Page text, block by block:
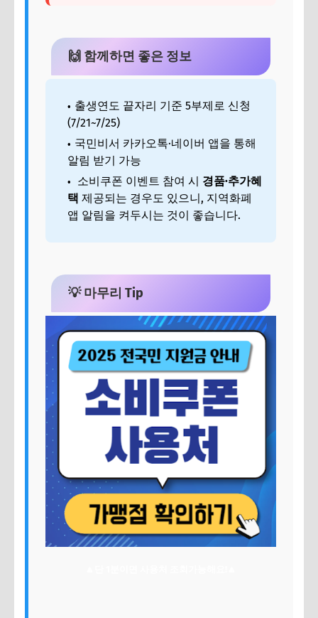
🙌 함께하면 좋은 정보
출생연도 끝자리 기준 5부제로 신청
(7/21~7/25)
국민비서 카카오톡·네이버 앱을 통해
알림 받기 가능
소비쿠폰 이벤트 참여 시 경품·추가혜
택 제공되는 경우도 있으니, 지역화폐
앱 알림을 켜두시는 것이 좋습니다.
💡 마무리 Tip